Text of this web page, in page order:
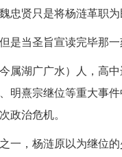
忠贤只是将杨涟革职为
是当圣旨宣读完毕那
属湖广广水）人，高
明熹宗继位等重大事
政治危机。
一，杨涟原以为继位